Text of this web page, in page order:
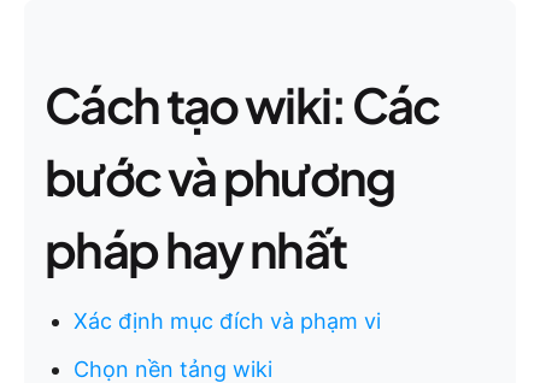
Cách tạo wiki: Các
bước và phương
pháp hay nhất
Xác định mục đích và phạm vi
Chọn nền tảng wiki